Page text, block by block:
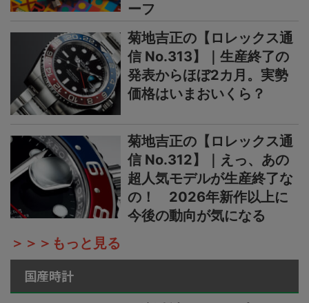
ーフ
菊地吉正の【ロレックス通
信 No.313】｜生産終了の
発表からほぼ2カ月。実勢
価格はいまおいくら？
菊地吉正の【ロレックス通
信 No.312】｜えっ、あの
超人気モデルが生産終了な
の！ 2026年新作以上に
今後の動向が気になる
＞＞＞もっと見る
国産時計